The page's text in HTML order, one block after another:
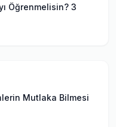
Öğrenmelisin? 3
Mutlaka Bilmesi